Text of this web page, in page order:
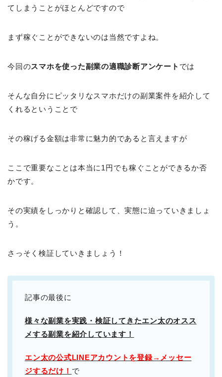
てしまうことがほとんどですので
まず稼ぐことができないのは当然ですよね。
今回のスマホを使った副業の適職診断アンケート では
そんな自分にピッタリなスマホだけの副業案件を紹介して
くれるということで
その稼げる金額は非常に魅力的であると言えますが
ここで重要なことは本当に1円でも稼ぐことができるか否
かです。
その実績をしっかりと確認して、実態に迫っていきましょ
う。
さっそく検証していきましょう！
記事の最後に
様々な副業を実践・検証してきたエン太のオスス
メする副業を紹介しています！
エン太の公式LINEアカウントを登録→メッセー
ジするだけ！ で